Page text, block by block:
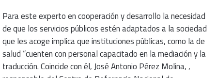
Para este experto en cooperación y desarrollo la necesidad
de que los servicios públicos estén adaptados a la sociedad
que les acoge implica que instituciones públicas, como la de
salud “cuenten con personal capacitado en la mediación y la
traducción. Coincide con él, José Antonio Pérez Molina, ,